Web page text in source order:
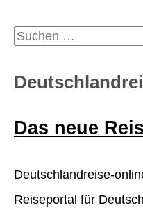
S
c
e
n
a
Das neue
Deutschlandreise-
Reiseportal für